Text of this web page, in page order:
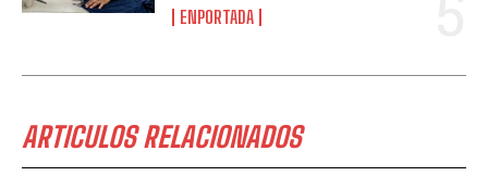
ENPORTADA
ARTICULOS RELACIONADOS